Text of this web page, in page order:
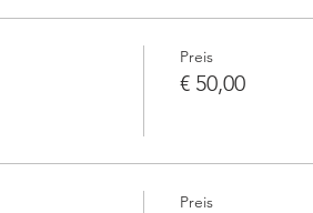
Preis
€ 50,00
Preis